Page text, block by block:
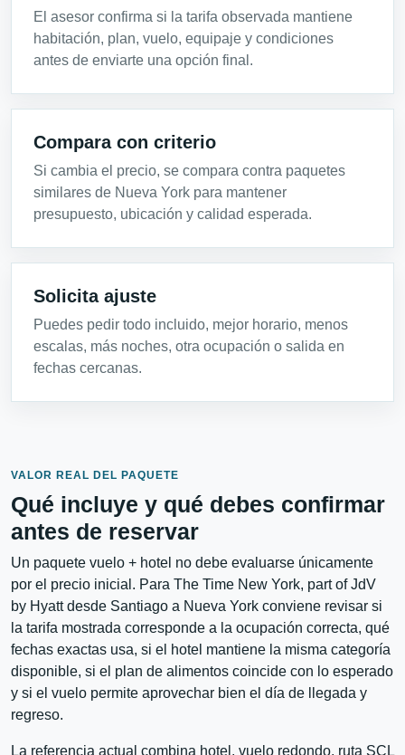
El asesor confirma si la tarifa observada mantiene
habitación, plan, vuelo, equipaje y condiciones
antes de enviarte una opción final.
Compara con criterio
Si cambia el precio, se compara contra paquetes
similares de Nueva York para mantener
presupuesto, ubicación y calidad esperada.
Solicita ajuste
Puedes pedir todo incluido, mejor horario, menos
escalas, más noches, otra ocupación o salida en
fechas cercanas.
VALOR REAL DEL PAQUETE
Qué incluye y qué debes confirmar
antes de reservar
Un paquete vuelo + hotel no debe evaluarse únicamente
por el precio inicial. Para The Time New York, part of JdV
by Hyatt desde Santiago a Nueva York conviene revisar si
la tarifa mostrada corresponde a la ocupación correcta, qué
fechas exactas usa, si el hotel mantiene la misma categoría
disponible, si el plan de alimentos coincide con lo esperado
y si el vuelo permite aprovechar bien el día de llegada y
regreso.
La referencia actual combina hotel, vuelo redondo, ruta SCL